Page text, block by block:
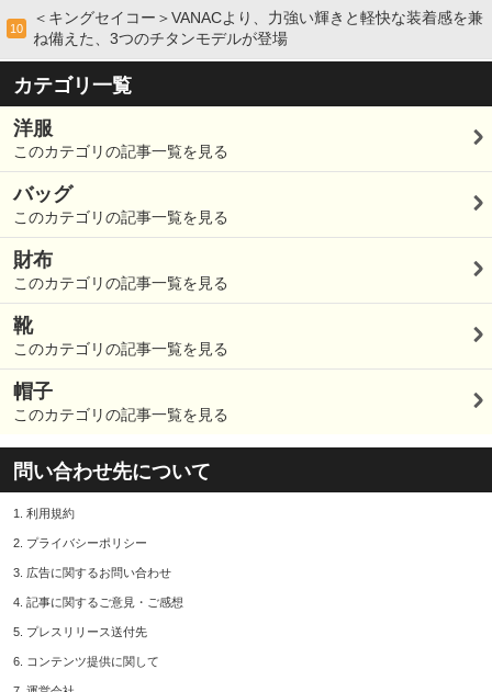
10
＜キングセイコー＞VANACより、力強い輝きと軽快な装着感を兼
ね備えた、3つのチタンモデルが登場
カテゴリ一覧
洋服
このカテゴリの記事一覧を見る
バッグ
このカテゴリの記事一覧を見る
財布
このカテゴリの記事一覧を見る
靴
このカテゴリの記事一覧を見る
帽子
このカテゴリの記事一覧を見る
問い合わせ先について
1. 利用規約
2. プライバシーポリシー
3. 広告に関するお問い合わせ
4. 記事に関するご意見・ご感想
5. プレスリリース送付先
6. コンテンツ提供に関して